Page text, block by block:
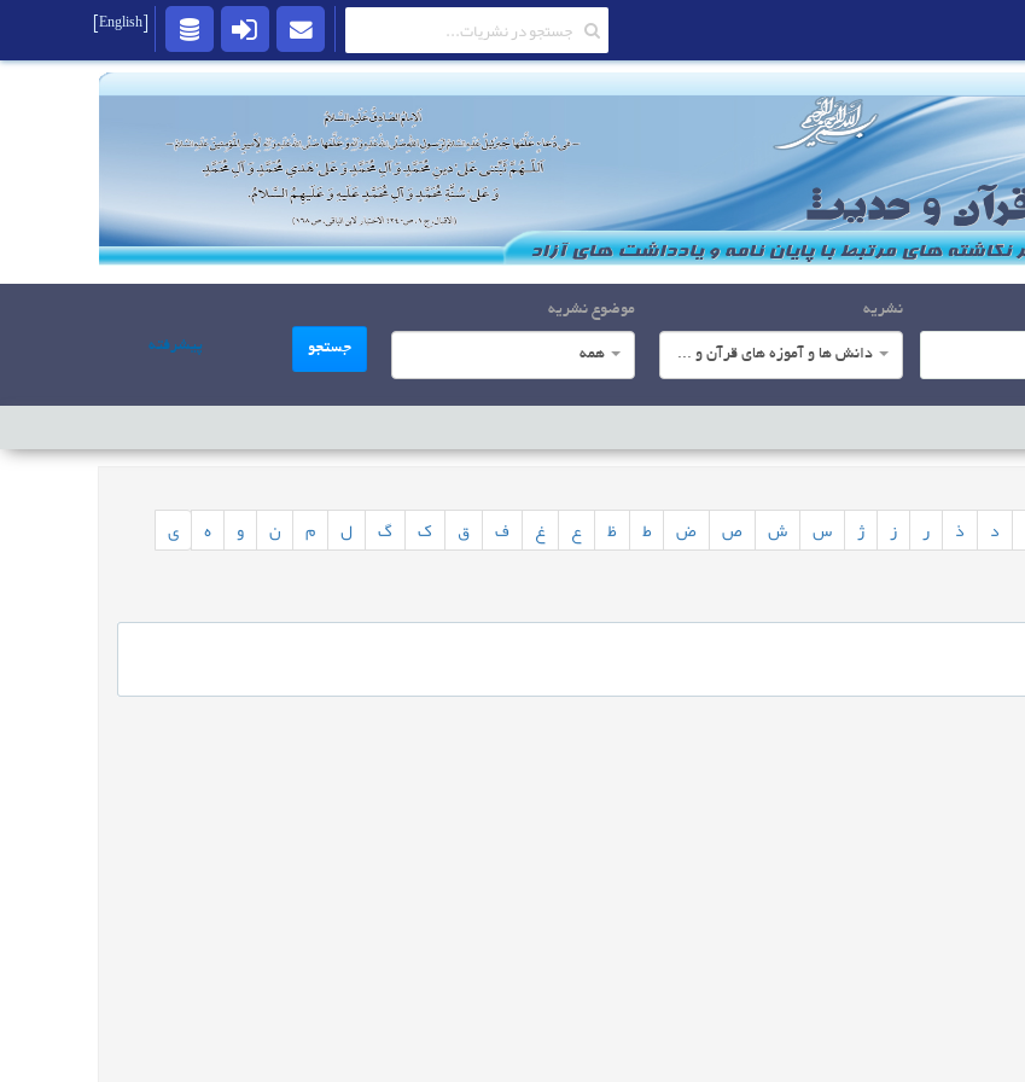
نشریه
دانش ها و آموزه های قرآن و حدیث
موضوع نشریه
همه جستجو پیشرفته
د ذ ر ز ژ س ش ص ض ط ظ ع غ ف ق ک گ ل م ن و ه ی